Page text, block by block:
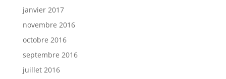
janvier 2017
novembre 2016
octobre 2016
septembre 2016
juillet 2016